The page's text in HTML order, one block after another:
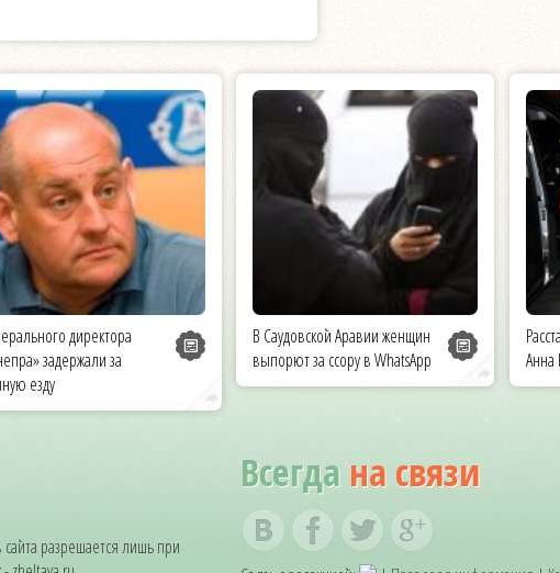
директора
задержали за
езду
В Саудовской Аравии женщин
выпорют за ссору в WhatsApp
Анна
разрешается лишь при
Всегда на связи